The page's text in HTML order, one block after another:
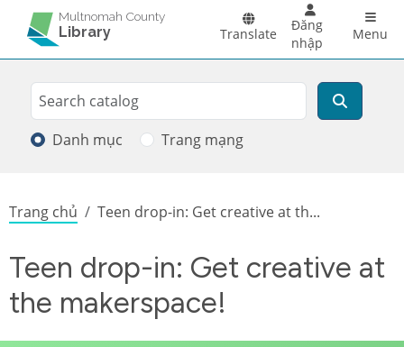
Skip to main content
Multnomah County
Library Translate
Đăng
nhập
Menu
Search
Tìm kiếm
Danh mục Trang mạng
Breadcrumb
Trang chủ Teen drop-in: Get creative at th...
Teen drop-in: Get creative at
the makerspace!